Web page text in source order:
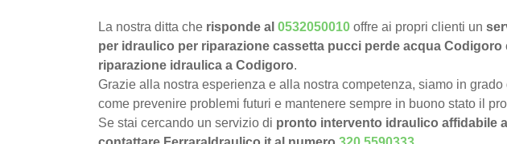
La nostra ditta che risponde al 0532050010 offre ai propri clienti un
per idraulico per riparazione cassetta pucci perde acqua Codigoro
riparazione idraulica a Codigoro.
Grazie alla nostra esperienza e alla nostra competenza, siamo in
come prevenire problemi futuri e mantenere sempre in buono stato il
Se stai cercando un servizio di pronto intervento idraulico affidabile